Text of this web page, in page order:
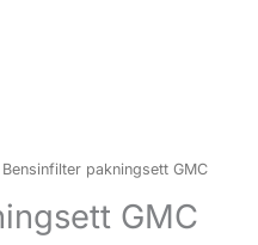
pakningsett GMC
GMC